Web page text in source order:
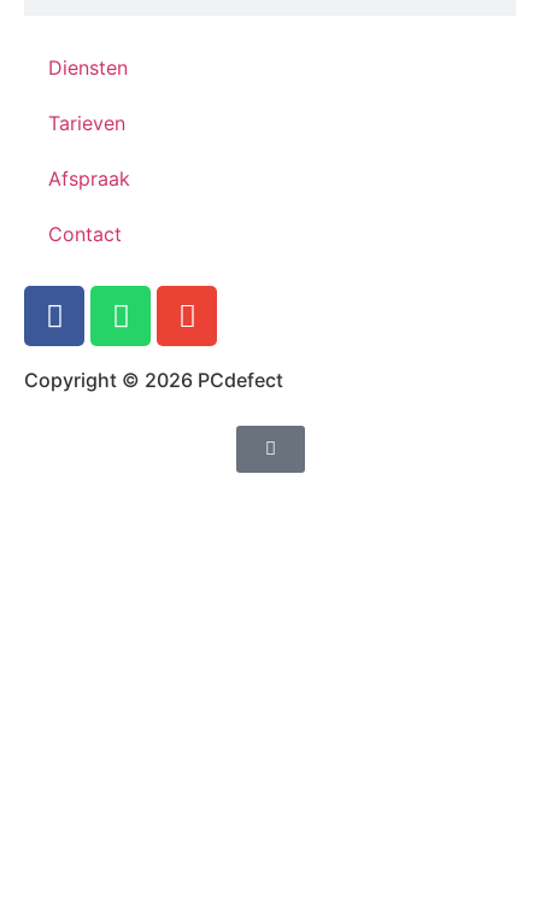
Diensten
Tarieven
Afspraak
Contact
Copyright © 2026 PCdefect